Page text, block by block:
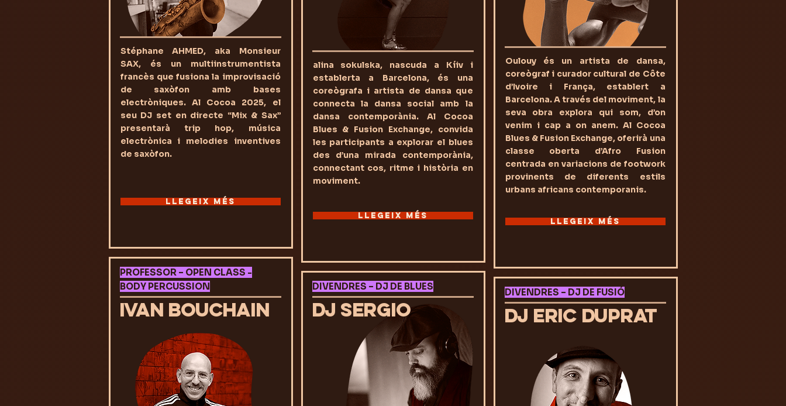
Stéphane AHMED, aka Monsieur
SAX, és un multiinstrumentista
francès que fusiona la improvisació
de saxòfon amb bases
electròniques. Al Cocoa 2025, el
seu DJ set en directe “Mix & Sax”
presentarà trip hop, música
electrònica i melodies inventives
de saxòfon.
LLEGEIX MÉS
PROFESSOR – OPEN CLASS -
BODY PERCUSSION
IVAN BOUCHAIN
alina sokulska, nascuda a Kíiv i
establerta a Barcelona, és una
coreògrafa i artista de dansa que
connecta la dansa social amb la
dansa contemporània. Al Cocoa
Blues & Fusion Exchange, convida
les participants a explorar el blues
des d’una mirada contemporània,
connectant cos, ritme i història en
moviment.
LLEGEIX MÉS
DIVENDRES – DJ DE BLUES
DJ SERGIO
Oulouy és un artista de dansa,
coreògraf i curador cultural de Côte
d’Ivoire i França, establert a
Barcelona. A través del moviment, la
seva obra explora qui som, d’on
venim i cap a on anem. Al Cocoa
Blues & Fusion Exchange, oferirà una
classe oberta d’Afro Fusion
centrada en variacions de footwork
provinents de diferents estils
urbans africans contemporanis.
LLEGEIX MÉS
DIVENDRES – DJ DE FUSIÓ
DJ ERIC DUPRAT